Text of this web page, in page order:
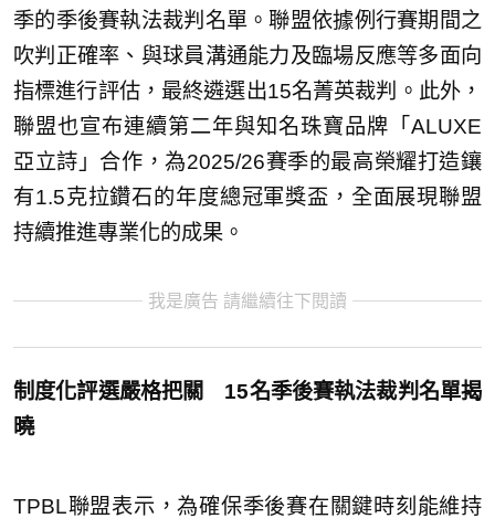
季的季後賽執法裁判名單。聯盟依據例行賽期間之
吹判正確率、與球員溝通能力及臨場反應等多面向
指標進行評估，最終遴選出15名菁英裁判。此外，
聯盟也宣布連續第二年與知名珠寶品牌「ALUXE
亞立詩」合作，為2025/26賽季的最高榮耀打造鑲
有1.5克拉鑽石的年度總冠軍獎盃，全面展現聯盟
持續推進專業化的成果。
我是廣告 請繼續往下閱讀
制度化評選嚴格把關 15名季後賽執法裁判名單揭
曉
TPBL聯盟表示，為確保季後賽在關鍵時刻能維持